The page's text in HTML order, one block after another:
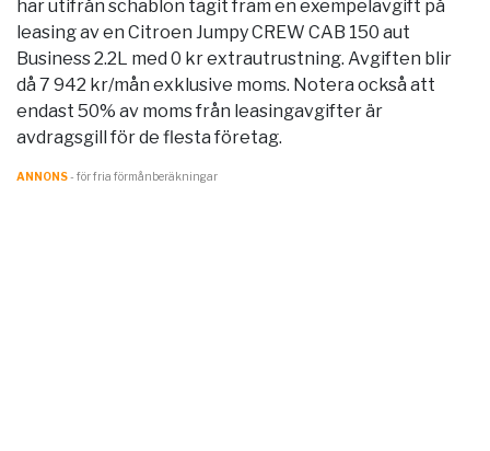
har utifrån schablon tagit fram en exempelavgift på
leasing av en Citroen Jumpy CREW CAB 150 aut
Business 2.2L med 0 kr extrautrustning. Avgiften blir
då 7 942 kr/mån exklusive moms. Notera också att
endast 50% av moms från leasingavgifter är
avdragsgill för de flesta företag.
ANNONS- för fria förmånberäkningar